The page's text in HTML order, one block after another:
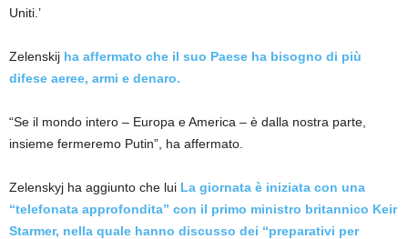
Uniti.’
Zelenskij ha affermato che il suo Paese ha bisogno di più
difese aeree, armi e denaro.
“Se il mondo intero – Europa e America – è dalla nostra parte,
insieme fermeremo Putin”, ha affermato.
Zelenskyj ha aggiunto che lui La giornata è iniziata con una
“telefonata approfondita” con il primo ministro britannico Keir
Starmer, nella quale hanno discusso dei “preparativi per